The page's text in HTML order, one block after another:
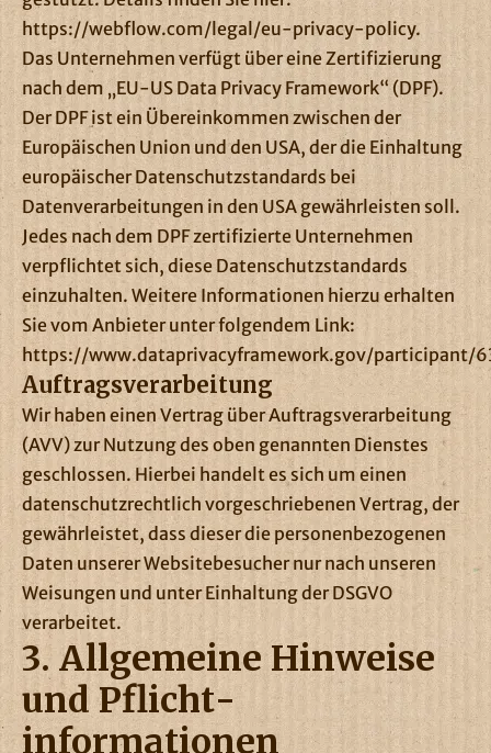
https://webflow.com/legal/eu-privacy-policy.
Das Unternehmen verfügt über eine Zertifizierung
nach dem „EU-US Data Privacy Framework“ (DPF).
Der DPF ist ein Übereinkommen zwischen der
Europäischen Union und den USA, der die Einhaltung
europäischer Datenschutzstandards bei
Datenverarbeitungen in den USA gewährleisten soll.
Jedes nach dem DPF zertifizierte Unternehmen
verpflichtet sich, diese Datenschutzstandards
einzuhalten. Weitere Informationen hierzu erhalten
Sie vom Anbieter unter folgendem Link:
https://www.dataprivacyframework.gov/participant/
Auftragsverarbeitung
Wir haben einen Vertrag über Auftragsverarbeitung
(AVV) zur Nutzung des oben genannten Dienstes
geschlossen. Hierbei handelt es sich um einen
datenschutzrechtlich vorgeschriebenen Vertrag, der
gewährleistet, dass dieser die personenbezogenen
Daten unserer Websitebesucher nur nach unseren
Weisungen und unter Einhaltung der DSGVO
verarbeitet.
3. Allgemeine Hinweise
und Pflicht­
informationen